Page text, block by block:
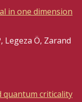
in one dimension
Legeza Ö, Zarand
quantum criticality